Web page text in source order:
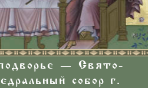
— Свято-
собор г.